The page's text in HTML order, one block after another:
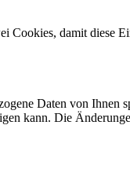
Cookies, damit diese
Daten von Ihnen
kann. Die